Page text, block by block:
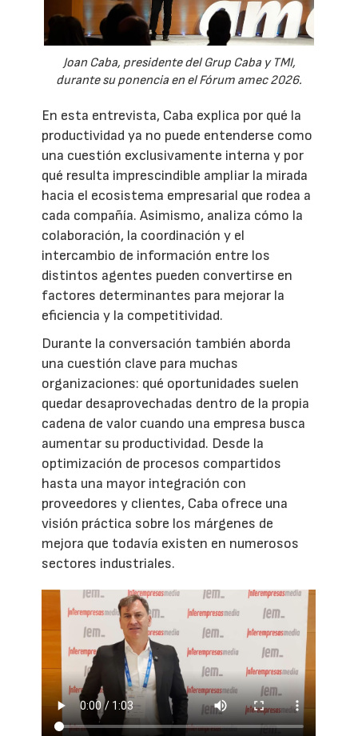
Joan Caba, presidente del Grup Caba y TMI,
durante su ponencia en el Fórum amec 2026.
En esta entrevista, Caba explica por qué la
productividad ya no puede entenderse como
una cuestión exclusivamente interna y por
qué resulta imprescindible ampliar la mirada
hacia el ecosistema empresarial que rodea a
cada compañía. Asimismo, analiza cómo la
colaboración, la coordinación y el
intercambio de información entre los
distintos agentes pueden convertirse en
factores determinantes para mejorar la
eficiencia y la competitividad.
Durante la conversación también aborda
una cuestión clave para muchas
organizaciones: qué oportunidades suelen
quedar desaprovechadas dentro de la propia
cadena de valor cuando una empresa busca
aumentar su productividad. Desde la
optimización de procesos compartidos
hasta una mayor integración con
proveedores y clientes, Caba ofrece una
visión práctica sobre los márgenes de
mejora que todavía existen en numerosos
sectores industriales.